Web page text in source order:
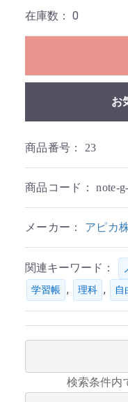
在庫数： 0
お
商品番号： 23
商品コード：note-
メーカー： アピカ
関連キーワード：
学習帳 , 理科 , 自
検索条件内